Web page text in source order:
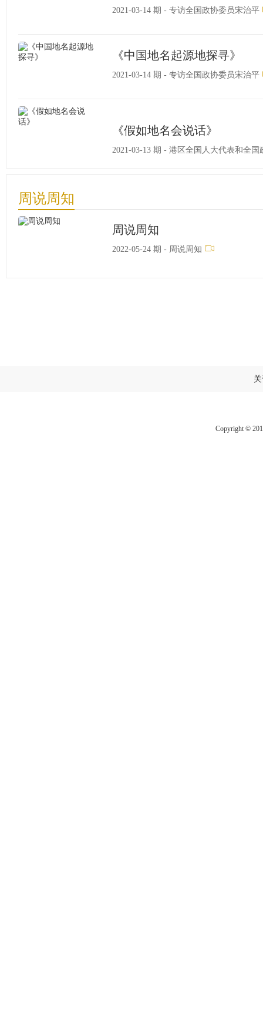
2021-03-14 期 - 专访全国政协委员宋治平
《中国地名起源地探寻》
2021-03-14 期 - 专访全国政协委员宋治平
《假如地名会说话》
2021-03-13 期 - 港区全国人大代表和全
周说周知
周说周知
2022-05-24 期 - 周说周知
Copyright ©